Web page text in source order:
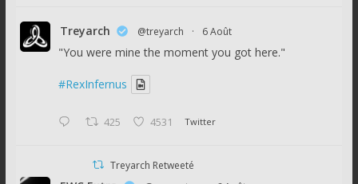
Treyarch @treyarch · 6 Août
"You were mine the moment you got here."
#RexInfernus
425 4531 Twitter
Treyarch Retweeté